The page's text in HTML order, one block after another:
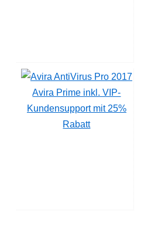
Avira Prime inkl. VIP-
Kundensupport mit 25%
Rabatt